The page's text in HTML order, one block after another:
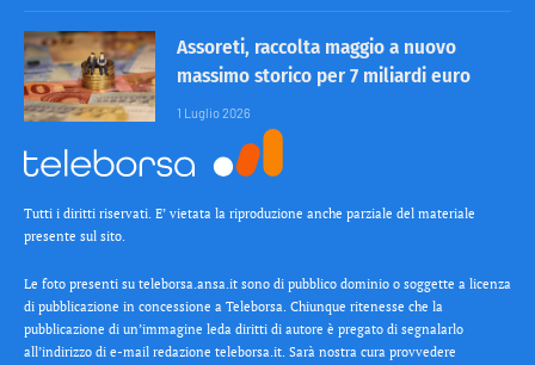
Assoreti, raccolta maggio a nuovo
massimo storico per 7 miliardi euro
1 Luglio 2026
Tutti i diritti riservati. E’ vietata la riproduzione anche parziale del materiale
presente sul sito.
Le foto presenti su teleborsa.ansa.it sono di pubblico dominio o soggette a licenza
di pubblicazione in concessione a Teleborsa. Chiunque ritenesse che la
pubblicazione di un’immagine leda diritti di autore è pregato di segnalarlo
all’indirizzo di e-mail redazione teleborsa.it. Sarà nostra cura provvedere